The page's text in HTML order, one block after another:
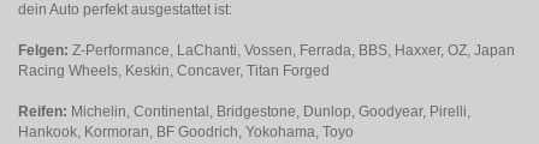
dein Auto perfekt ausgestattet ist:
Felgen: Z-Performance, LaChanti, Vossen, Ferrada, BBS, Haxxer, OZ, Japan
Racing Wheels, Keskin, Concaver, Titan Forged
Reifen: Michelin, Continental, Bridgestone, Dunlop, Goodyear, Pirelli,
Hankook, Kormoran, BF Goodrich, Yokohama, Toyo